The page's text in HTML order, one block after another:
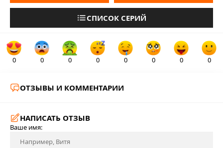
СПИСОК СЕРИЙ
0 0 0 0 0 0 0 0
ОТЗЫВЫ И КОММЕНТАРИИ
НАПИСАТЬ ОТЗЫВ
Ваше имя: